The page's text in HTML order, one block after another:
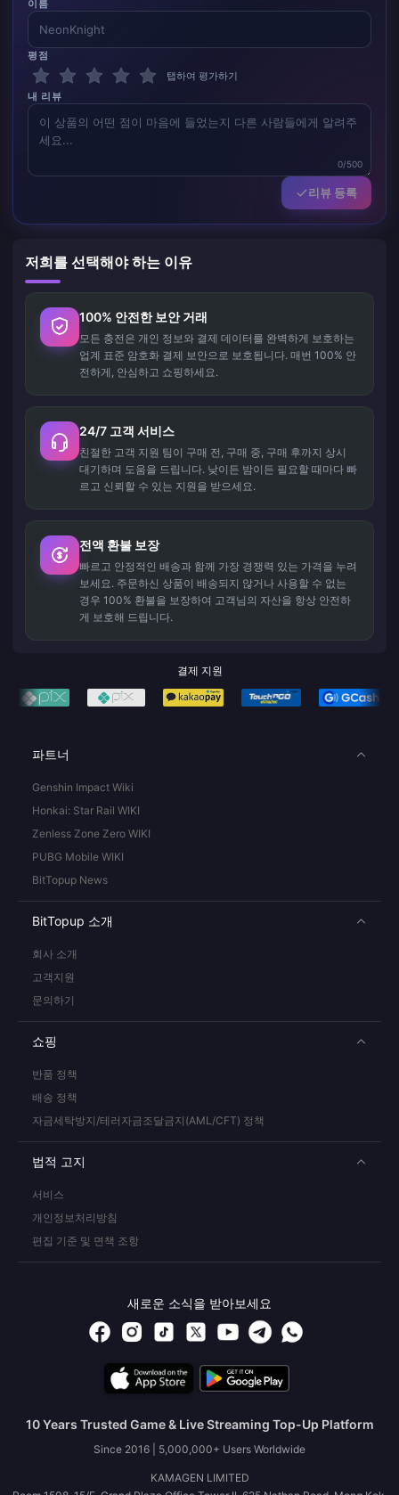
이름
평점
탭하여 평가하기
내 리뷰
0/500
리뷰 등록
저희를 선택해야 하는 이유
100% 안전한 보안 거래
모든 충전은 개인 정보와 결제 데이터를 완벽하게 보호하는
업계 표준 암호화 결제 보안으로 보호됩니다. 매번 100% 안
전하게, 안심하고 쇼핑하세요.
24/7 고객 서비스
친절한 고객 지원 팀이 구매 전, 구매 중, 구매 후까지 상시
대기하며 도움을 드립니다. 낮이든 밤이든 필요할 때마다 빠
르고 신뢰할 수 있는 지원을 받으세요.
전액 환불 보장
빠르고 안정적인 배송과 함께 가장 경쟁력 있는 가격을 누려
보세요. 주문하신 상품이 배송되지 않거나 사용할 수 없는
경우 100% 환불을 보장하여 고객님의 자산을 항상 안전하
게 보호해 드립니다.
결제 지원
파트너
Genshin Impact Wiki
Honkai: Star Rail WIKI
Zenless Zone Zero WIKI
PUBG Mobile WIKI
BitTopup News
BitTopup 소개
회사 소개
고객지원
문의하기
쇼핑
반품 정책
배송 정책
자금세탁방지/테러자금조달금지(AML/CFT) 정책
법적 고지
서비스
개인정보처리방침
편집 기준 및 면책 조항
새로운 소식을 받아보세요
10 Years Trusted Game & Live Streaming Top-Up Platform
Since 2016 | 5,000,000+ Users Worldwide
KAMAGEN LIMITED